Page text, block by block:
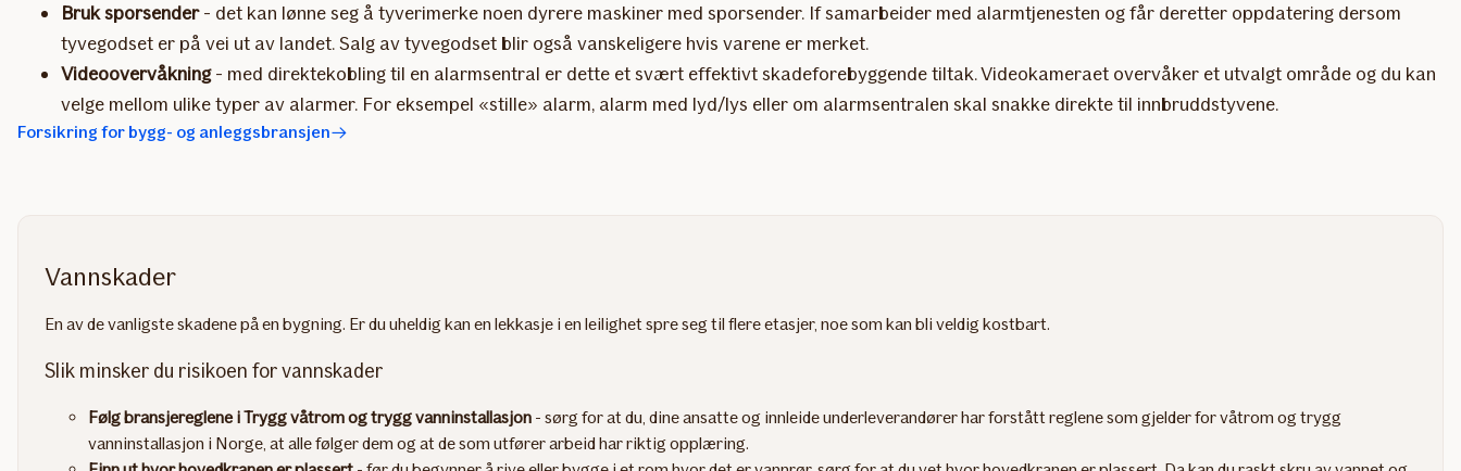
Bruk sporsender- det kan lønne seg å tyverimerke noen dyrere maskiner med sporsender. If samarbeider med alarmtjenesten og får deretter oppdatering dersom
tyvegodset er på vei ut av landet. Salg av tyvegodset blir også vanskeligere hvis varene er merket.
Videoovervåkning- med direktekobling til en alarmsentral er dette et svært effektivt skadeforebyggende tiltak. Videokameraet overvåker et utvalgt område og du kan
velge mellom ulike typer av alarmer. For eksempel «stille» alarm, alarm med lyd/lys eller om alarmsentralen skal snakke direkte til innbruddstyvene.
Forsikring for bygg- og anleggsbransjen
Vannskader
En av de vanligste skadene på en bygning. Er du uheldig kan en lekkasje i en leilighet spre seg til flere etasjer, noe som kan bli veldig kostbart.
Slik minsker du risikoen for vannskader
Følg bransjereglene i Trygg våtrom og trygg vanninstallasjon - sørg for at du, dine ansatte og innleide underleverandører har forstått reglene som gjelder for våtrom og trygg
vanninstallasjon i Norge, at alle følger dem og at de som utfører arbeid har riktig opplæring.